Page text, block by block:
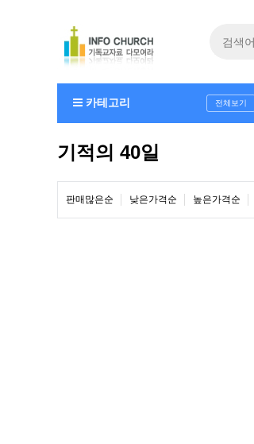
카테고리 전체보기
기적의 40일
판매많은순 낮은가격순 높은가격순